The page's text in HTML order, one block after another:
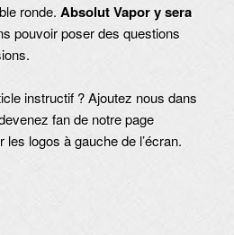
ronde. Absolut Vapor y sera
pouvoir poser des questions
instructif ? Ajoutez nous dans
fan de notre page
logos à gauche de l’écran.